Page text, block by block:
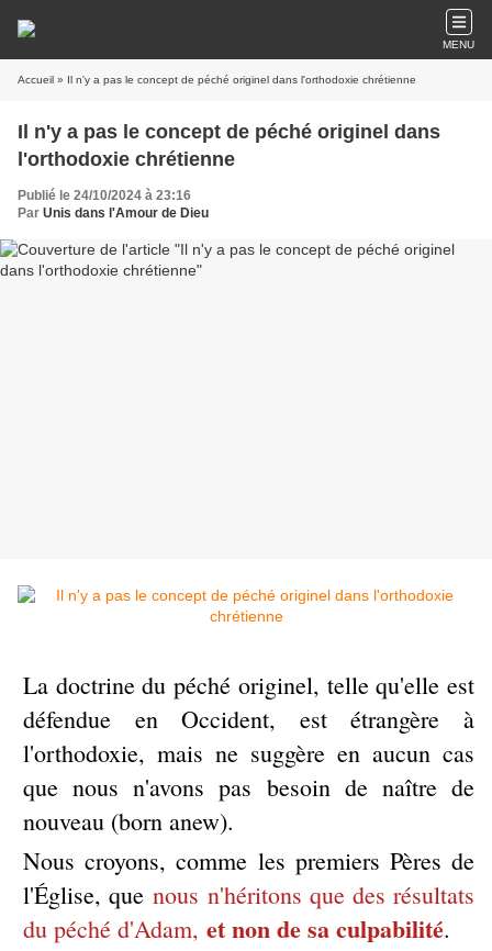
MENU
Accueil » Il n'y a pas le concept de péché originel dans l'orthodoxie chrétienne
Il n'y a pas le concept de péché originel dans
l'orthodoxie chrétienne
Publié le 24/10/2024 à 23:16
Par Unis dans l'Amour de Dieu
La doctrine du péché originel, telle qu'elle est
défendue en Occident, est étrangère à
l'orthodoxie, mais ne suggère en aucun cas
que nous n'avons pas besoin de naître de
nouveau (born anew).
Nous croyons, comme les premiers Pères de
l'Église, quenous n'héritons que des résultats
du péché d'Adam, et non de sa culpabilité.